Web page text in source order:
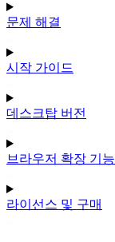
문제 해결
시작 가이드
데스크탑 버전
브라우저 확장 기능
라이선스 및 구매